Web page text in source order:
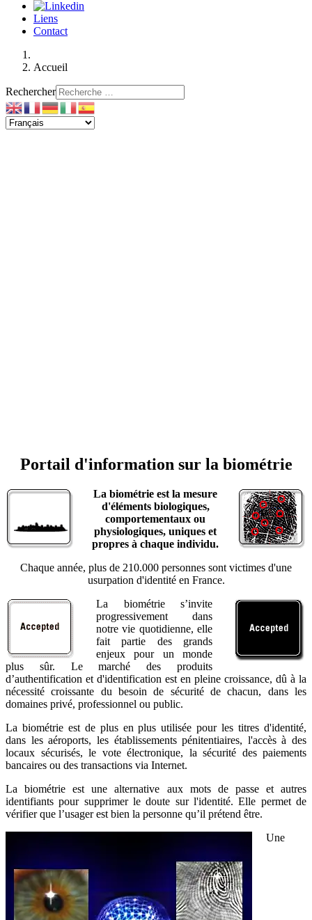
Liens
Contact
Accueil
Rechercher
Portail d'information sur la biométrie
La biométrie est la mesure
d'éléments biologiques,
comportementaux ou
physiologiques, uniques et
propres à chaque individu.
Chaque année, plus de 210.000 personnes sont victimes d'une
usurpation d'identité en France.
La biométrie s’invite
progressivement dans
notre vie quotidienne, elle
fait partie des grands
enjeux pour un monde
plus sûr. Le marché des produits
d’authentification et d'identification est en pleine croissance, dû à la
nécessité croissante du besoin de sécurité de chacun, dans les
domaines privé, professionnel ou public.
La biométrie est de plus en plus utilisée pour les titres d'identité,
dans les aéroports, les établissements pénitentiaires, l'accès à des
locaux sécurisés, le vote électronique, la sécurité des paiements
bancaires ou des transactions via Internet.
La biométrie est une alternative aux mots de passe et autres
identifiants pour supprimer le doute sur l'identité. Elle permet de
vérifier que l’usager est bien la personne qu’il prétend être.
Une